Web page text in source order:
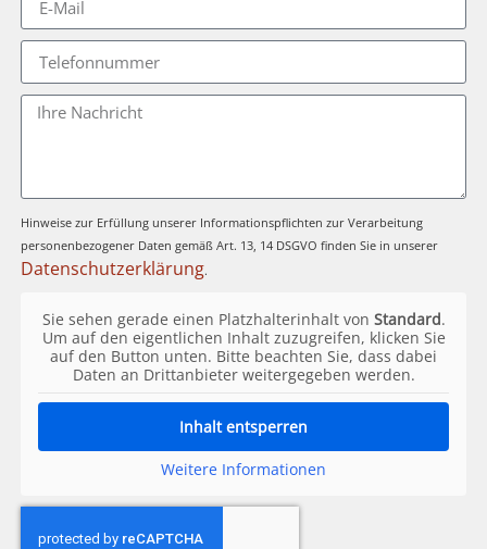
Hinweise zur Erfüllung unserer Informationspflichten zur Verarbeitung
personenbezogener Daten gemäß Art. 13, 14 DSGVO finden Sie in unserer
Datenschutzerklärung.
Sie sehen gerade einen Platzhalterinhalt von Standard.
Um auf den eigentlichen Inhalt zuzugreifen, klicken Sie
auf den Button unten. Bitte beachten Sie, dass dabei
Daten an Drittanbieter weitergegeben werden.
Inhalt entsperren
Weitere Informationen